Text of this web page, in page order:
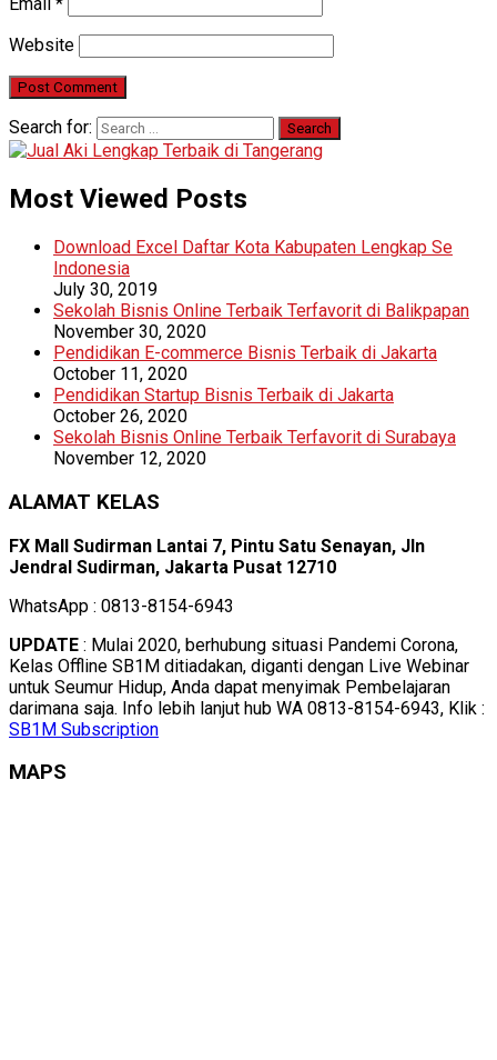
Website
Search for:
Most Viewed Posts
Download Excel Daftar Kota Kabupaten Lengkap Se
Indonesia
July 30, 2019
Sekolah Bisnis Online Terbaik Terfavorit di Balikpapan
November 30, 2020
Pendidikan E-commerce Bisnis Terbaik di Jakarta
October 11, 2020
Pendidikan Startup Bisnis Terbaik di Jakarta
October 26, 2020
Sekolah Bisnis Online Terbaik Terfavorit di Surabaya
November 12, 2020
ALAMAT KELAS
FX Mall Sudirman Lantai 7, Pintu Satu Senayan, Jln
Jendral Sudirman, Jakarta Pusat 12710
WhatsApp : 0813-8154-6943
UPDATE : Mulai 2020, berhubung situasi Pandemi Corona,
Kelas Offline SB1M ditiadakan, diganti dengan Live Webinar
untuk Seumur Hidup, Anda dapat menyimak Pembelajaran
darimana saja. Info lebih lanjut hub WA 0813-8154-6943, Klik :
SB1M Subscription
MAPS